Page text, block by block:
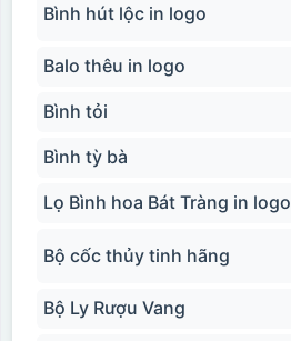
Bình hút lộc in logo
Balo thêu in logo
Bình tỏi
Bình tỳ bà
Lọ Bình hoa Bát Tràng in logo
Bộ cốc thủy tinh hãng
Bộ Ly Rượu Vang